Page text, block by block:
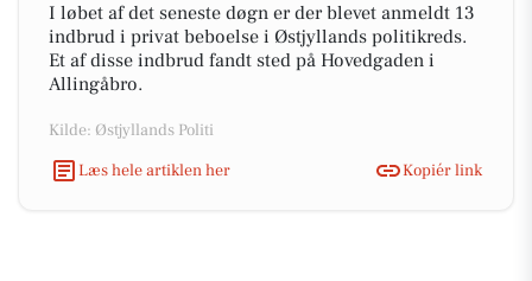
I løbet af det seneste døgn er der blevet anmeldt 13
indbrud i privat beboelse i Østjyllands politikreds.
Et af disse indbrud fandt sted på Hovedgaden i
Allingåbro.
Kilde: Østjyllands Politi
Læs hele artiklen her
Kopiér link